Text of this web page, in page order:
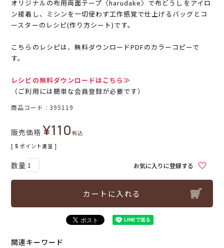
オリジナルの布用両面テープ〈harudake〉で布どうしをアイロ
ン接着し、ミシンを一切使わず工作感覚で仕上げるバッグとコ
ースターのレシピ(作り方シート)です。
こちらのレシピは、無料ダウンロードPDFのカラーコピーで
す。
レシピの無料ダウンロードはこちら≫
（ご利用には簡単な会員登録が必要です）
商品コード 395119
販売価格 ¥110税込
[ 5 ポイント進呈 ]
お気に入りに登録する
カートに入れる
関連キーワード